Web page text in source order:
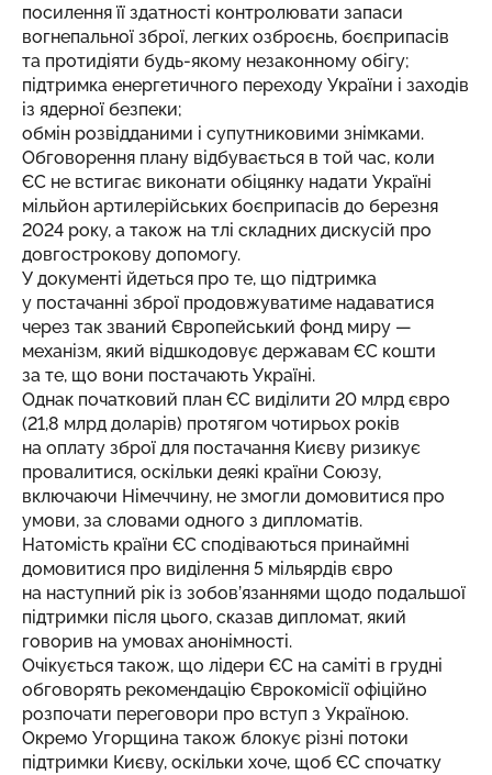
посилення її здатності контролювати запаси
вогнепальної зброї, легких озброєнь, боєприпасів
та протидіяти будь-якому незаконному обігу;
підтримка енергетичного переходу України і заходів
із ядерної безпеки;
обмін розвідданими і супутниковими знімками.
Обговорення плану відбувається в той час, коли
ЄС не встигає виконати обіцянку надати Україні
мільйон артилерійських боєприпасів до березня
2024 року, а також на тлі складних дискусій про
довгострокову допомогу.
У документі йдеться про те, що підтримка
у постачанні зброї продовжуватиме надаватися
через так званий Європейський фонд миру —
механізм, який відшкодовує державам ЄС кошти
за те, що вони постачають Україні.
Однак початковий план ЄС виділити 20 млрд євро
(21,8 млрд доларів) протягом чотирьох років
на оплату зброї для постачання Києву ризикує
провалитися, оскільки деякі країни Союзу,
включаючи Німеччину, не змогли домовитися про
умови, за словами одного з дипломатів.
Натомість країни ЄС сподіваються принаймні
домовитися про виділення 5 мільярдів євро
на наступний рік із зобов’язаннями щодо подальшої
підтримки після цього, сказав дипломат, який
говорив на умовах анонімності.
Очікується також, що лідери ЄС на саміті в грудні
обговорять рекомендацію Єврокомісії офіційно
розпочати переговори про вступ з Україною.
Окремо Угорщина також блокує різні потоки
підтримки Києву, оскільки хоче, щоб ЄС спочатку